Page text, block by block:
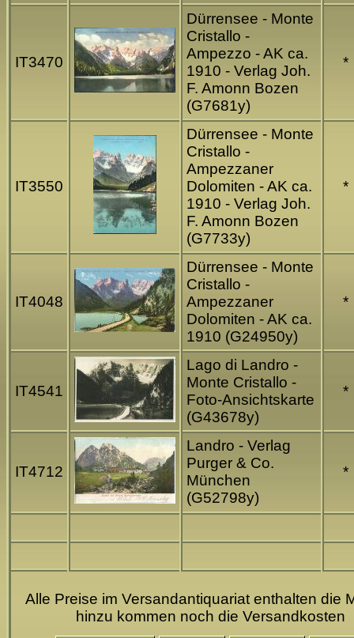
IT3470
Dürrensee - Monte
Cristallo -
Ampezzo - AK ca.
1910 - Verlag Joh.
F. Amonn Bozen
(G7681y)
*
IT3550
Dürrensee - Monte
Cristallo -
Ampezzaner
Dolomiten - AK ca.
1910 - Verlag Joh.
F. Amonn Bozen
(G7733y)
*
IT4048
Dürrensee - Monte
Cristallo -
Ampezzaner
Dolomiten - AK ca.
1910 (G24950y)
*
IT4541
Lago di Landro -
Monte Cristallo -
Foto-Ansichtskarte
(G43678y)
*
IT4712
Landro - Verlag
Purger & Co.
München
(G52798y)
*
Alle Preise im Versandantiquariat enthalten die
hinzu kommen noch die Versandkosten